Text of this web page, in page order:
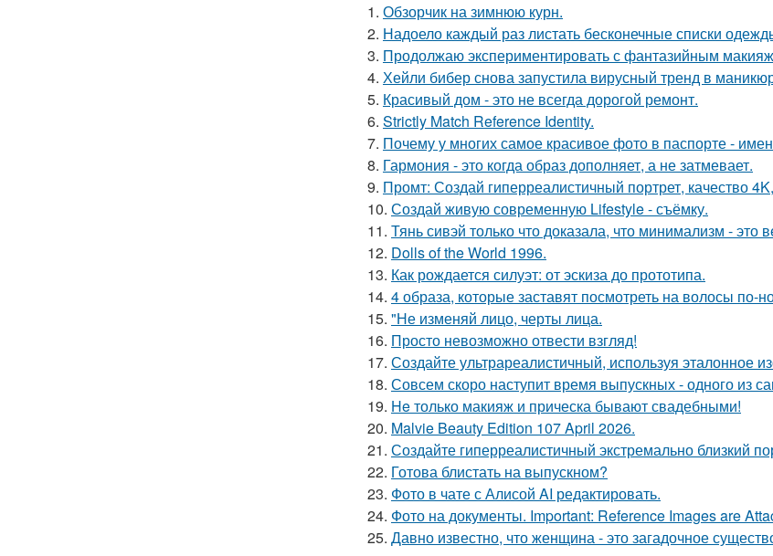
1. Обзорчик на зимнюю курн.
2. Надоело каждый раз листать бесконечные списки
3. Продолжаю экспериментировать с фантазийным
4. Хейли бибер снова запустила вирусный тренд в
5. Красивый дом - это не всегда дорогой ремонт.
6. Strictly Match Reference Identity.
7. Почему у многих самое красивое фото в паспорте -
8. Гармония - это когда образ дополняет, а не затмевает.
9. Промт: Создай гиперреалистичный портрет, качество
10. Создай живую современную Lifestyle - съёмку.
11. Тянь сивэй только что доказала, что минимализм - это
12. Dolls of the World 1996.
13. Как рождается силуэт: от эскиза до прототипа.
14. 4 образа, которые заставят посмотреть на волосы по-
15. "Не изменяй лицо, черты лица.
16. Просто невозможно отвести взгляд!
17. Создайте ультрареалистичный, используя эталонное
18. Совсем скоро наступит время выпускных - одного из
19. He только макияж и прическа бывают свадебными!
20. Malvie Beauty Edition 107 April 2026.
21. Создайте гиперреалистичный экстремально близкий
22. Готова блистать на выпускном?
23. Фото в чате с Алисой AI редактировать.
24. Фото на документы. Important: Reference Images are
25. Давно известно, что женщина - это загадочное